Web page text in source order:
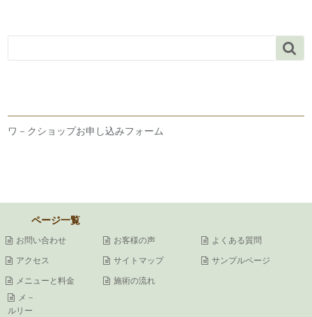

ワ－クショップお申し込みフォーム
ページ一覧
お問い合わせ お客様の声 よくある質問
アクセス サイトマップ サンプルページ
メニューと料金
メ－
ルリー
施術の流れ